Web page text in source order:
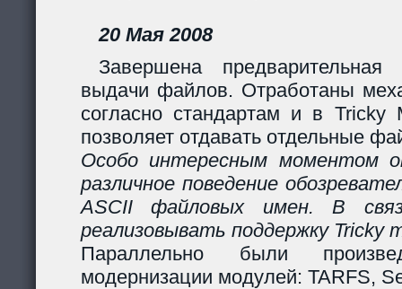
20 Мая 2008
Завершена предварительная
выдачи файлов. Отработаны
согласно стандартам и в Tricky
позволяет отдавать отдельные
Особо интересным моментом
различное поведение
ASCII файловых имен. В
реализовывать поддержку Tricky
Параллельно были
модернизации модулей: TARFS,